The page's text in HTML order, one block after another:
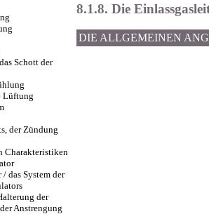
Schott der
Lüftung
der Zündung
Charakteristiken
/ das System der
der
Anstrengung
8.1.8. Die
DIE ALLGEMEINEN